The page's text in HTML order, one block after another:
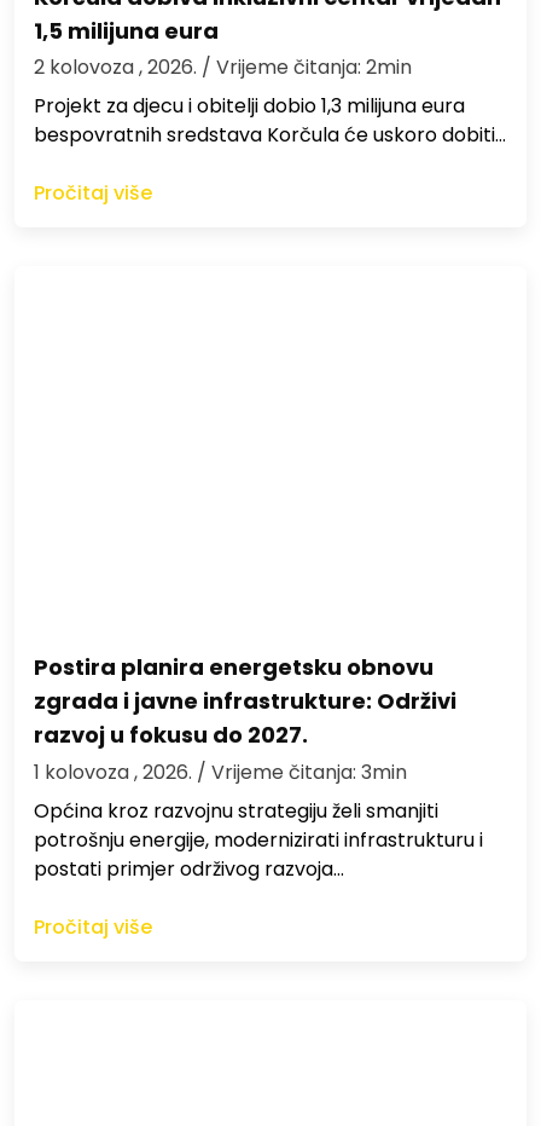
1,5 milijuna eura
2 kolovoza , 2026. / Vrijeme čitanja: 2min
Projekt za djecu i obitelji dobio 1,3 milijuna eura
bespovratnih sredstava Korčula će uskoro dobiti…
Pročitaj više
Postira planira energetsku obnovu
zgrada i javne infrastrukture: Održivi
razvoj u fokusu do 2027.
1 kolovoza , 2026. / Vrijeme čitanja: 3min
Općina kroz razvojnu strategiju želi smanjiti
potrošnju energije, modernizirati infrastrukturu i
postati primjer održivog razvoja…
Pročitaj više